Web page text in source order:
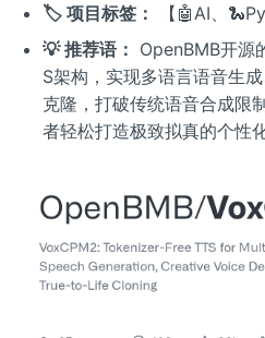
🏷️ 项目标签：
【🤖AI、
💡 推荐语： OpenBMB开源
S架构，实现多语言语音生
克隆，打破传统语音合成限
者轻松打造极致拟真的个性化